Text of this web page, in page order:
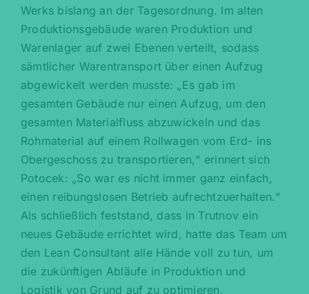
Werks bislang an der Tagesordnung. Im alten
Produktionsgebäude waren Produktion und
Warenlager auf zwei Ebenen verteilt, sodass
sämtlicher Warentransport über einen Aufzug
abgewickelt werden musste: „Es gab im
gesamten Gebäude nur einen Aufzug, um den
gesamten Materialfluss abzuwickeln und das
Rohmaterial auf einem Rollwagen vom Erd- ins
Obergeschoss zu transportieren,“ erinnert sich
Potocek: „So war es nicht immer ganz einfach,
einen reibungslosen Betrieb aufrechtzuerhalten.“
Als schließlich feststand, dass in Trutnov ein
neues Gebäude errichtet wird, hatte das Team um
den Lean Consultant alle Hände voll zu tun, um
die zukünftigen Abläufe in Produktion und
Logistik von Grund auf zu optimieren,